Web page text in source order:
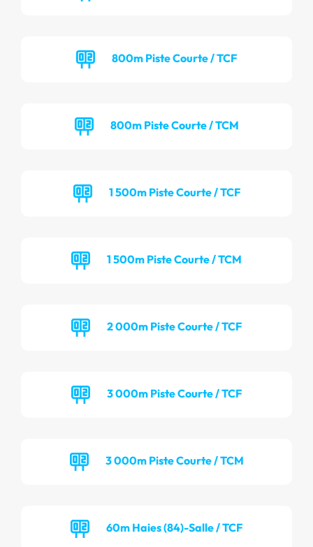
800m Piste Courte / TCF
800m Piste Courte / TCM
1 500m Piste Courte / TCF
1 500m Piste Courte / TCM
2 000m Piste Courte / TCF
3 000m Piste Courte / TCF
3 000m Piste Courte / TCM
60m Haies (84)-Salle / TCF